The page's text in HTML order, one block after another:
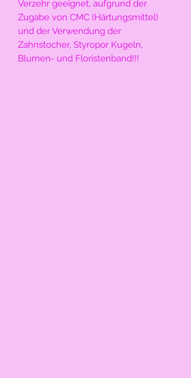
Verzehr geeignet, aufgrund der
Zugabe von CMC (Härtungsmittel)
und der Verwendung der
Zahnstocher, Styropor Kugeln,
Blumen- und Floristenband!!!